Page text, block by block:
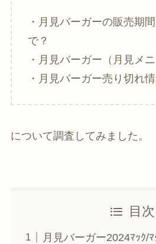
・月見バーガーの販売期
で？
・月見バーガー（月見メ
・月見バーガー売り切れ
について調査してみました。
目次
月見バーガー2024ﾏｯｸ